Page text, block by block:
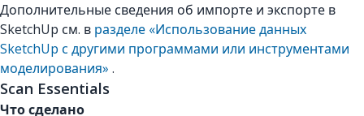
Дополнительные сведения об импорте и экспорте в
SketchUp см. в разделе «Использование данных
SketchUp с другими программами или инструментами
моделирования» .
Scan Essentials
Что сделано